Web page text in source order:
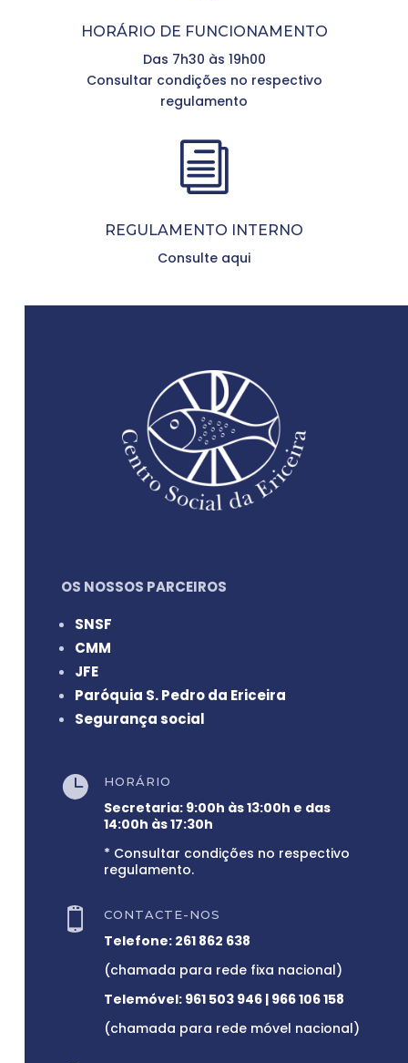
HORÁRIO DE FUNCIONAMENTO
Das 7h30 às 19h00
Consultar condições no respectivo
regulamento
i
REGULAMENTO INTERNO
Consulte aqui
OS NOSSOS PARCEIROS
SNSF
CMM
JFE
Paróquia S. Pedro da Ericeira
Segurança social
 HORÁRIO
Secretaria: 9:00h às 13:00h e das
14:00h às 17:30h
* Consultar condições no respectivo
regulamento.
 CONTACTE-NOS
Telefone: 261 862 638
(chamada para rede fixa nacional)
Telemóvel: 961 503 946 | 966 106 158
(chamada para rede móvel nacional)